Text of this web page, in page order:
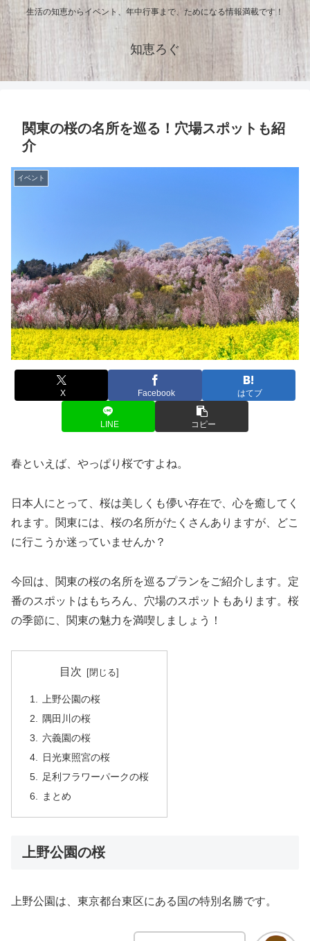
生活の知恵からイベント、年中行事まで、ためになる情報満載です！
知恵ろぐ
関東の桜の名所を巡る！穴場スポットも紹
介
イベント
X Facebook はてブ
LINE コピー
春といえば、やっぱり桜ですよね。
日本人にとって、桜は美しくも儚い存在で、心を癒してく
れます。関東には、桜の名所がたくさんありますが、どこ
に行こうか迷っていませんか？
今回は、関東の桜の名所を巡るプランをご紹介します。定
番のスポットはもちろん、穴場のスポットもあります。桜
の季節に、関東の魅力を満喫しましょう！
目次
上野公園の桜
隅田川の桜
六義園の桜
日光東照宮の桜
足利フラワーパークの桜
まとめ
上野公園の桜
上野公園は、東京都台東区にある国の特別名勝です。